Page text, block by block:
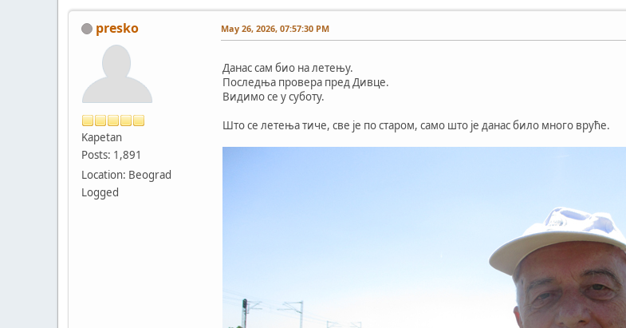
presko
Kapetan
Posts: 1,891
Location: Beograd
Logged
May 26, 2026, 07:57:30 PM
Данас сам био на летењу.
Последња провера пред Дивце.
Видимо се у суботу.
Што се летења тиче, све је по старом, само што је данас било много вруће.